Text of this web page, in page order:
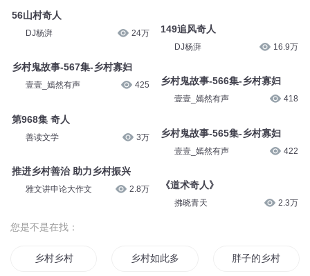
56山村奇人
DJ杨湃 24万
乡村鬼故事-567集-乡村寡妇
壹壹_嫣然有声 425
第968集 奇人
善读文学 3万
推进乡村善治 助力乡村振兴
雅文讲申论大作文 2.8万
149追风奇人
DJ杨湃 16.9万
乡村鬼故事-566集-乡村寡妇
壹壹_嫣然有声 418
乡村鬼故事-565集-乡村寡妇
壹壹_嫣然有声 422
《道术奇人》
拂晓青天 2.3万
您是不是在找：
乡村乡村 乡村如此多娇 胖子的乡村生活